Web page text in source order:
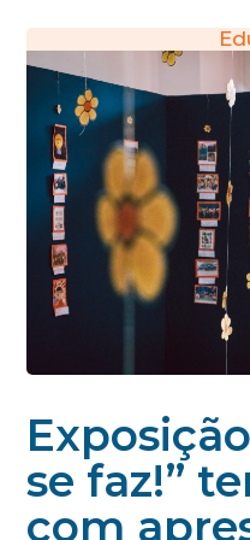
se faz!”
com